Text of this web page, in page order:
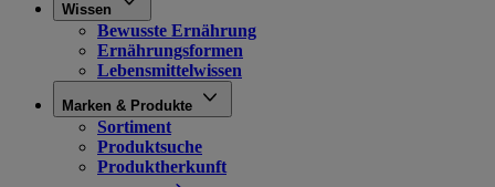
Wissen
Bewusste Ernährung
Ernährungsformen
Lebensmittelwissen
Marken & Produkte
Sortiment
Produktsuche
Produktherkunft